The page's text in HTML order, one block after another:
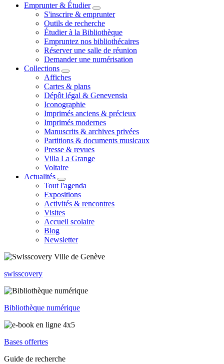
Emprunter & Étudier
S'inscrire & emprunter
Outils de recherche
Étudier à la Bibliothèque
Empruntez nos bibliothécaires
Réserver une salle de réunion
Demander une numérisation
Collections
Affiches
Cartes & plans
Dépôt légal & Genevensia
Iconographie
Imprimés anciens & précieux
Imprimés modernes
Manuscrits & archives privées
Partitions & documents musicaux
Presse & revues
Villa La Grange
Voltaire
Actualités
Tout l'agenda
Expositions
Activités & rencontres
Visites
Accueil scolaire
Blog
Newsletter
swisscovery
Bibliothèque numérique
Bases offertes
Guide de recherche